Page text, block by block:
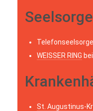
Seelsorge
WEISSER RING
St. Augustinus-